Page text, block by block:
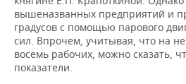
вышеназванных предприятий и
градусов с помощью парового
сил. Впрочем, учитывая, что на
восемь рабочих, можно сказать,
показатели.